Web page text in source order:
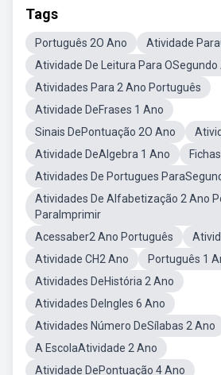
Tags
Português 2O Ano
Atividade
Atividade De Leitura Para OSegundo
Atividades Para 2 Ano Português
Atividade DeFrases 1 Ano
Sinais DePontuação 2O Ano
Atividade DeAlgebra 1 Ano
Atividades De Portugues
Atividades De Alfabetização 2 Ano
ParaImprimir
Acessaber2 Ano Português
Atividade CH2 Ano
Português 1
Atividades DeHistória 2 Ano
Atividades DeIngles 6 Ano
Atividades Número DeSílabas 2 Ano
A EscolaAtividade 2 Ano
Atividade DePontuação 4 Ano